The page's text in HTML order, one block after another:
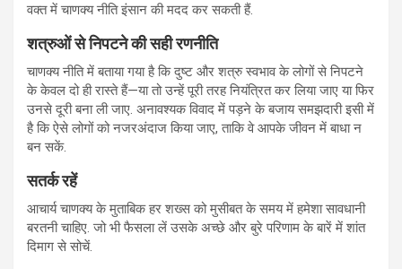
वक्त में चाणक्य नीति इंसान की मदद कर सकती हैं.
शत्रुओं से निपटने की सही रणनीति
चाणक्य नीति में बताया गया है कि दुष्ट और शत्रु स्वभाव के लोगों से निपटने
के केवल दो ही रास्ते हैं—या तो उन्हें पूरी तरह नियंत्रित कर लिया जाए या फिर
उनसे दूरी बना ली जाए. अनावश्यक विवाद में पड़ने के बजाय समझदारी इसी में
है कि ऐसे लोगों को नजरअंदाज किया जाए, ताकि वे आपके जीवन में बाधा न
बन सकें.
सतर्क रहें
आचार्य चाणक्य के मुताबिक हर शख्स को मुसीबत के समय में हमेशा सावधानी
बरतनी चाहिए. जो भी फैसला लें उसके अच्छे और बुरे परिणाम के बारें में शांत
दिमाग से सोचें.